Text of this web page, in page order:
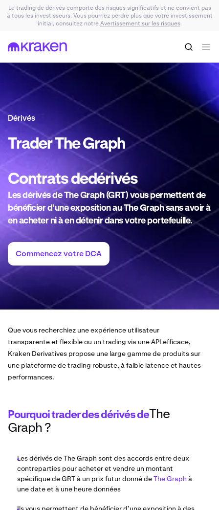
Le trading de dérivés comporte des risques significatifs et ne convient pas
à tous les investisseurs. Vous pourriez perdre plus que votre investissement
initial, consultez notreAvertissement sur les risques.
Dérivés
TraderThe Graph
Contrats dedérivés
Les dérivés de The Graph (GRT) vous permettent de
bénéficier d’une exposition au The Graph sans avoir à
en acheter ni à en détenir dans votre portefeuille.
Commencez votre DCA
Que vous recherchiez une expérience utilisateur
transparente et flexible ou un trading via une API efficace,
Kraken Derivatives propose une large gamme de produits sur
une plateforme de trading robuste, à faible latence et hautes
performances.
Pourquoi trader des dérivés deThe
Graph ?
Les dérivés de The Graph sont des accords entre deux
contreparties pour acheter et vendre un montant
spécifique de GRT à un prix futur donné deThe Graph à
une date et à une heure données